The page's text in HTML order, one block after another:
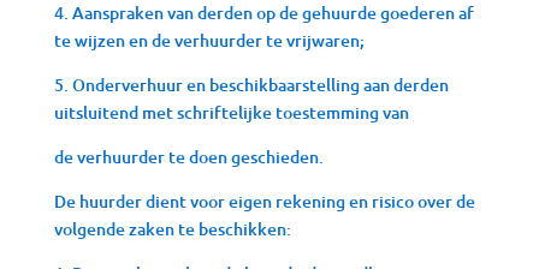
4. Aanspraken van derden op de gehuurde goederen af
te wijzen en de verhuurder te vrijwaren;
5. Onderverhuur en beschikbaarstelling aan derden
uitsluitend met schriftelijke toestemming van
de verhuurder te doen geschieden.
De huurder dient voor eigen rekening en risico over de
volgende zaken te beschikken: